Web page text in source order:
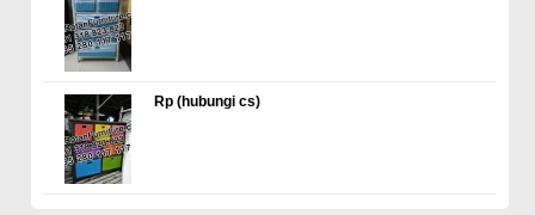
Rp (hubungi cs)